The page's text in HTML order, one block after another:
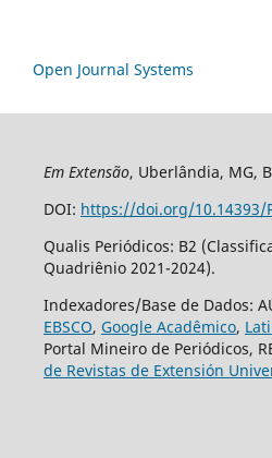
Open Journal Systems
Em Extensão, Uberlândia, MG,
DOI: https://doi.org/10.14393/
Qualis Periódicos: B2
Quadriênio 2021-2024).
Indexadores/Base de Dados:
EBSCO, Google Acadêmico,
Portal Mineiro de Periódicos,
de Revistas de Extensión